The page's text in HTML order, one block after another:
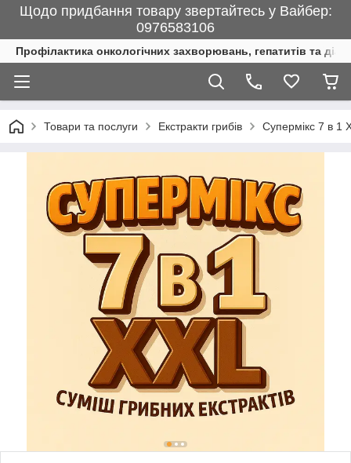
Щодо придбання товару звертайтесь у Вайбер:
0976583106
Профілактика онкологічних захворювань, гепатитів та
Товари та послуги Екстракти грибів Супермікс 7 в 1